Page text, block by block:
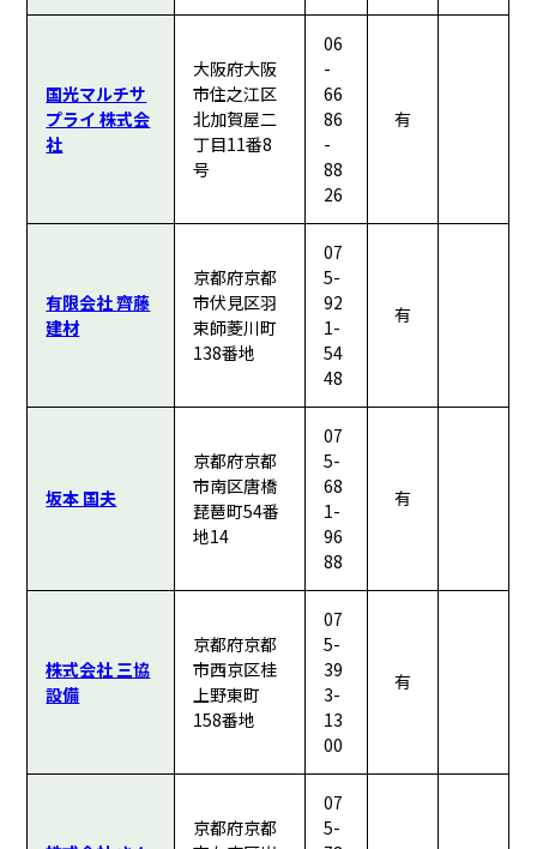
国光マルチサ
プライ 株式会
社
大阪府大阪
市住之江区
北加賀屋二
丁目11番8
号
06
-
66
86
-
88
26
有
有限会社 齊藤
建材
京都府京都
市伏見区羽
束師菱川町
138番地
07
5-
92
1-
54
48
有
坂本 国夫
京都府京都
市南区唐橋
琵琶町54番
地14
07
5-
68
1-
96
88
有
株式会社 三協
設備
京都府京都
市西京区桂
上野東町
158番地
07
5-
39
3-
13
00
有
京都府京都
07
5-